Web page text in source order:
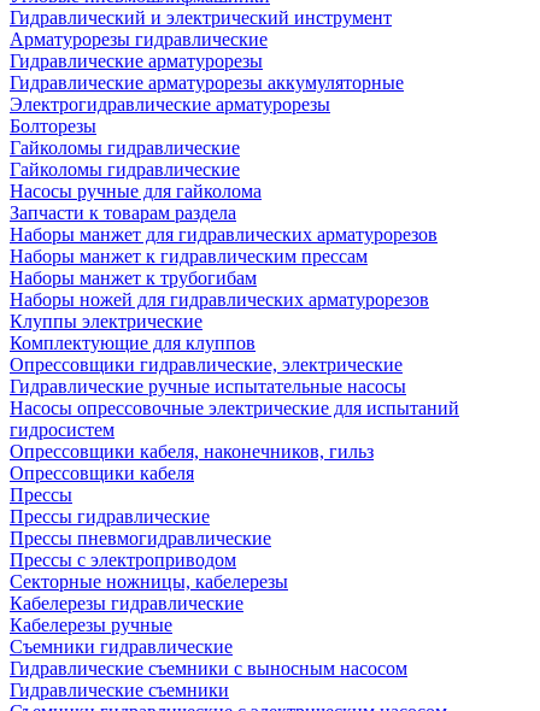
Гидравлический и электрический инструмент
Арматурорезы гидравлические
Гидравлические арматурорезы
Гидравлические арматурорезы аккумуляторные
Электрогидравлические арматурорезы
Болторезы
Гайколомы гидравлические
Гайколомы гидравлические
Насосы ручные для гайколома
Запчасти к товарам раздела
Наборы манжет для гидравлических арматурорезов
Наборы манжет к гидравлическим прессам
Наборы манжет к трубогибам
Наборы ножей для гидравлических арматурорезов
Клуппы электрические
Комплектующие для клуппов
Опрессовщики гидравлические, электрические
Гидравлические ручные испытательные насосы
Насосы опрессовочные электрические для испытаний
гидросистем
Опрессовщики кабеля, наконечников, гильз
Опрессовщики кабеля
Прессы
Прессы гидравлические
Прессы пневмогидравлические
Прессы с электроприводом
Секторные ножницы, кабелерезы
Кабелерезы гидравлические
Кабелерезы ручные
Съемники гидравлические
Гидравлические cъемники с выносным насосом
Гидравлические съемники